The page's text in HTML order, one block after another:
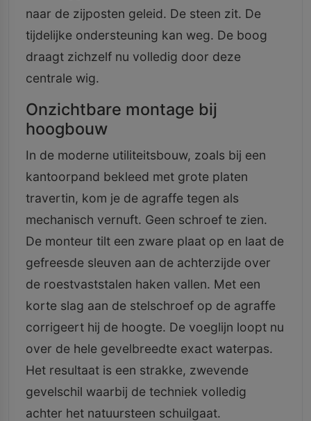
naar de zijposten geleid. De steen zit. De
tijdelijke ondersteuning kan weg. De boog
draagt zichzelf nu volledig door deze
centrale wig.
Onzichtbare montage bij
hoogbouw
In de moderne utiliteitsbouw, zoals bij een
kantoorpand bekleed met grote platen
travertin, kom je de agraffe tegen als
mechanisch vernuft. Geen schroef te zien.
De monteur tilt een zware plaat op en laat de
gefreesde sleuven aan de achterzijde over
de roestvaststalen haken vallen. Met een
korte slag aan de stelschroef op de agraffe
corrigeert hij de hoogte. De voeglijn loopt nu
over de hele gevelbreedte exact waterpas.
Het resultaat is een strakke, zwevende
gevelschil waarbij de techniek volledig
achter het natuursteen schuilgaat.